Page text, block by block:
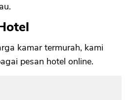
kamar termurah, kami
pesan hotel online.